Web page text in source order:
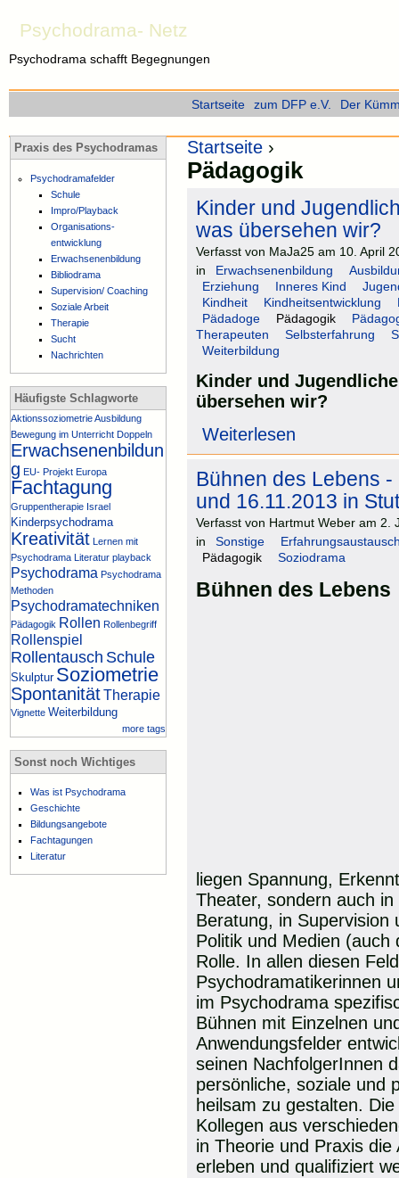
Psychodrama- Netz
Psychodrama schafft Begegnungen
Startseite ›
Pädagogik
Kinder und
was übersehen wir?
Verfasst von MaJa25 am 10. April
in
Erwachsenenbildung
Erziehung
Inneres Kind
Kindheit
Kindheitsentwicklung
Pädadoge
Pädagogik
Therapeuten
Selbsterfahrung
Weiterbildung
Kinder und
übersehen wir?
Weiterlesen
Bühnen des Lebens
und 16.11.2013 in
Verfasst von Hartmut Weber am 2.
in
Sonstige
Pädagogik
Soziodrama
Bühnen des Lebens
liegen Spannung,
Theater, sondern auch
Beratung, in Supervision
Politik und Medien
Rolle. In allen diesen
Psychodramatikerinnen
im Psychodrama
Bühnen mit Einzelnen
Anwendungsfelder
seinen NachfolgerInnen
persönliche, soziale und
heilsam zu gestalten.
Kollegen aus
in Theorie und Praxis
erleben und qualifiziert
Startseite zum DFP e.V. Der
Praxis des Psychodramas
Psychodramafelder
Schule
Impro/Playback
Organisations-
entwicklung
Erwachsenenbildung
Bibliodrama
Supervision/ Coaching
Soziale Arbeit
Therapie
Sucht
Nachrichten
Häufigste Schlagworte
AktionssoziometrieAusbildung
Bewegung im Unterricht Doppeln
Erwachsenenbildun
g EU- Projekt Europa
Fachtagung
Gruppentherapie Israel
Kinderpsychodrama
Kreativität Lernen mit
Psychodrama Literatur playback
Psychodrama Psychodrama
Methoden
Psychodramatechniken
Pädagogik Rollen Rollenbegriff
Rollenspiel
Rollentausch Schule
Skulptur Soziometrie
SpontanitätTherapie
Vignette Weiterbildung
more tags
Sonst noch Wichtiges
Was ist Psychodrama
Geschichte
Bildungsangebote
Fachtagungen
Literatur